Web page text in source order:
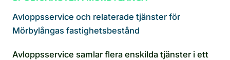
Avloppsservice och relaterade tjänster för
Mörbylångas fastighetsbestånd
Avloppsservice samlar flera enskilda tjänster i ett